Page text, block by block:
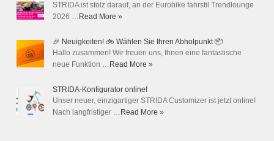
STRIDA ist stolz darauf, an der Eurobike fahrstil Trendlounge
2026 … Read More »
🎉 Neuigkeiten! 🚲 Wählen Sie Ihren Abholpunkt 📦
Hallo zusammen! Wir freuen uns, Ihnen eine fantastische
neue Funktion … Read More »
STRIDA-Konfigurator online!
Unser neuer, einzigartiger STRIDA Customizer ist jetzt online!
Nach langfristiger … Read More »